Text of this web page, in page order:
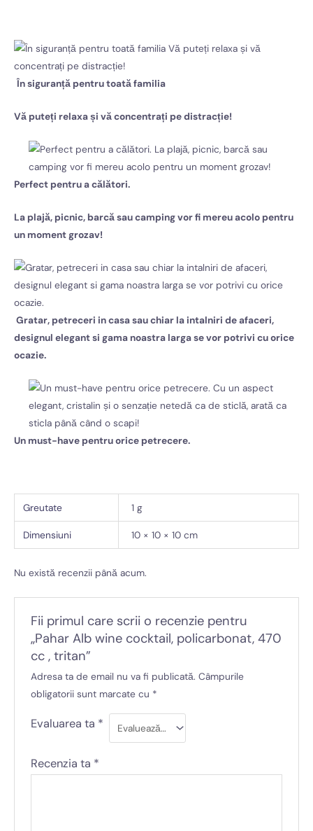
În siguranță pentru toată familia
Vă puteți relaxa și vă concentrați pe distracție!
Perfect pentru a călători.
La plajă, picnic, barcă sau camping vor fi mereu acolo pentru
un moment grozav!
Gratar, petreceri in casa sau chiar la intalniri de afaceri,
designul elegant si gama noastra larga se vor potrivi cu orice
ocazie.
Un must-have pentru orice petrecere.
Greutate 1 g
Dimensiuni 10 × 10 × 10 cm
Nu există recenzii până acum.
Fii primul care scrii o recenzie pentru
„Pahar Alb wine cocktail, policarbonat, 470
cc , tritan”
Adresa ta de email nu va fi publicată. Câmpurile
obligatorii sunt marcate cu *
Evaluarea ta *
Recenzia ta *